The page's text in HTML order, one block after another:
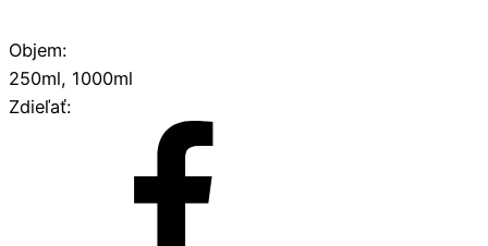
Objem:
250ml, 1000ml
Zdieľať: